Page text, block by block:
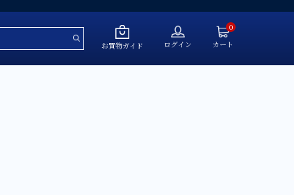
お買物ガイド ログイン
0
カート